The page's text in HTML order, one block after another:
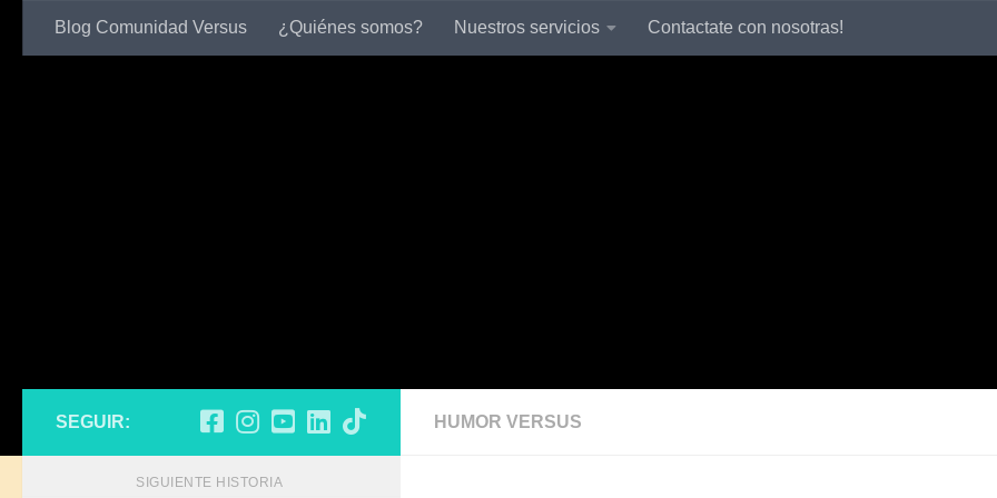
Skip to content
Blog Comunidad Versus ¿Quiénes somos? Nuestros servicios Contactate con nosotras!
HUMOR VERSUS
SEGUIR:
SIGUIENTE HISTORIA